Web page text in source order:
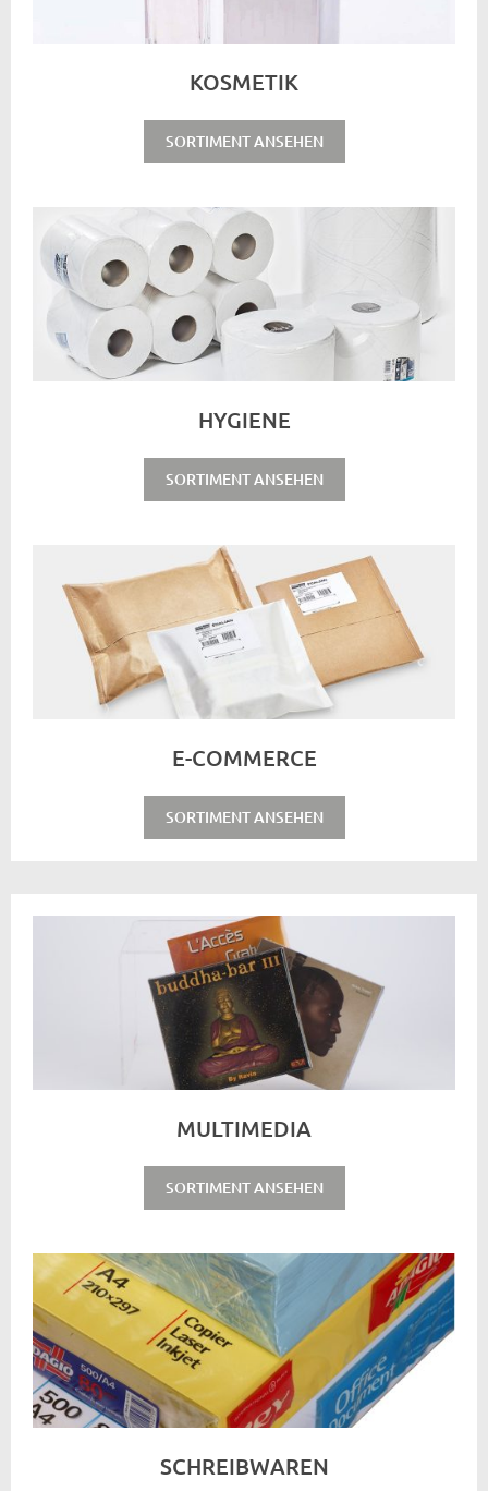
KOSMETIK
SORTIMENT ANSEHEN
HYGIENE
SORTIMENT ANSEHEN
E-COMMERCE
SORTIMENT ANSEHEN
MULTIMEDIA
SORTIMENT ANSEHEN
SCHREIBWAREN